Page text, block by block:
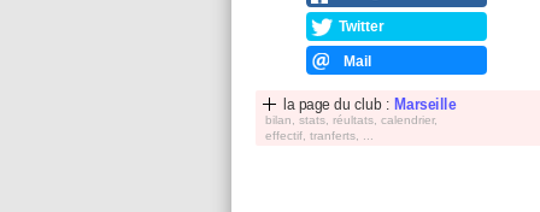
Twitter
Mail
la page du club : Marseille
bilan, stats, réultats, calendrier,
effectif, tranferts, ...